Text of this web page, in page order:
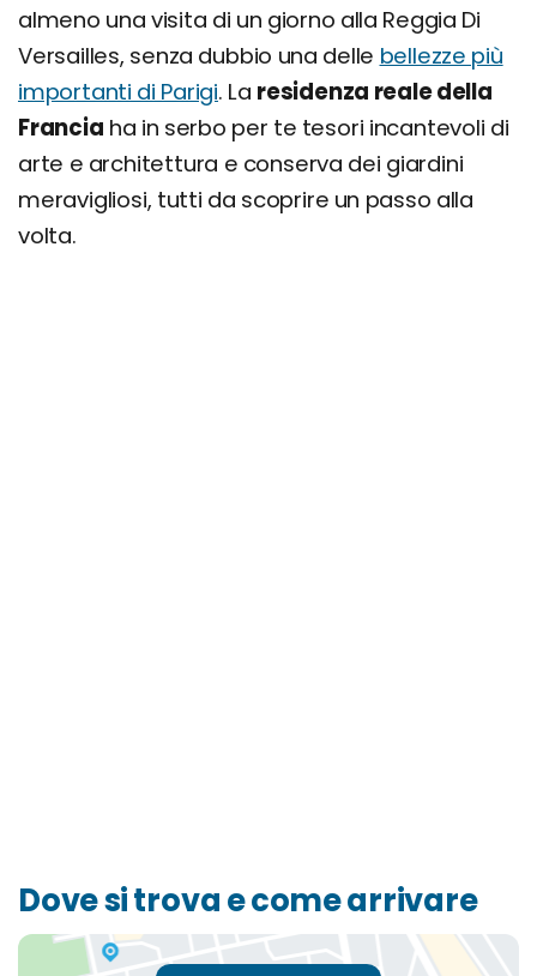
almeno una visita di un giorno alla Reggia Di
Versailles, senza dubbio una delle bellezze più
importanti di Parigi. La residenza reale della
Francia ha in serbo per te tesori incantevoli di
arte e architettura e conserva dei giardini
meravigliosi, tutti da scoprire un passo alla
volta.
Dove si trova e come arrivare